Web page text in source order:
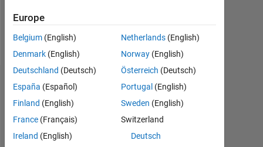
Follow
Tableau de bord
MATLAB Answers
Europe
Belgium (English)
Denmark (English)
Deutschland (Deutsch)
España (Español)
Finland (English)
France (Français)
Ireland (English)
Netherlands(English)
Norway(English)
Österreich (Deutsch)
Portugal (English)
Sweden (English)
Switzerland
Deutsch